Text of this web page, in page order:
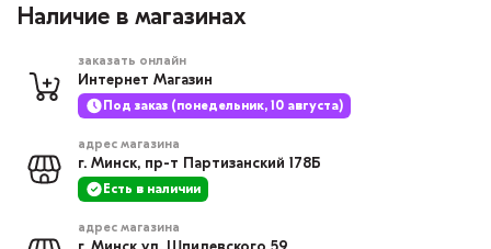
Наличие в магазинах
заказать онлайн
Интернет Магазин
Под заказ (понедельник, 10 августа)
адрес магазина
г. Минск, пр-т Партизанский 178Б
Есть в наличии
адрес магазина